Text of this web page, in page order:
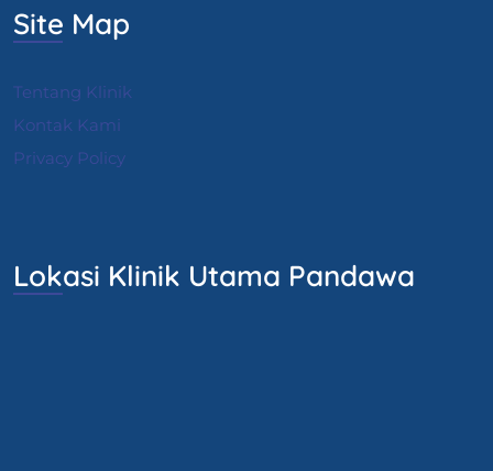
Site Map
Tentang Klinik
Kontak Kami
Privacy Policy
Lokasi Klinik Utama Pandawa